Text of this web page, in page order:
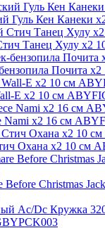
Гуль Кен Канеки
Танец Хулу x2
Почита
E x2 10 см
Nami x2 16 см
Охана x2 10 см
Christmas